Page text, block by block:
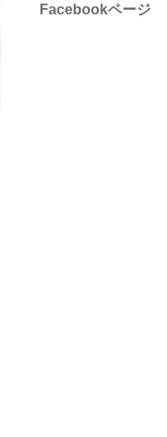
Facebookページ